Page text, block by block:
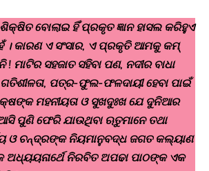
ବୋଲାଇ ହିଁ ପ୍ରକୃତ ଜ୍ଞାନ ହାସଲ କରିହୁଏ
। କାରଣ ଏ ସଂସାର, ଏ ପ୍ରକୃତି ଆମକୁ କମ୍
! ମାଟିର ସହଜାତ ସହିବା ପଣ, ନଦୀର ବାଧା
ପତ୍ର-ଫୁଲ-ଫଳଦାୟୀ ହେବା ପାଇଁ
ମହନୀୟତା ଓ ସୁଖଦୁଃଖ ଯେ ଦୁନିଆର
ଆସି ପୁଣି ଫେରି ଯାଉଥିବା ଋତୁମାନେ ତଥା
ଓ ଚନ୍ଦ୍ରଙ୍କ ନିୟମାନୁବଦ୍ଧ ଜଗତ କଲ୍ୟାଣ
ନିରବିତ ଅପଢା ପାଠଙ୍କ ଏକ